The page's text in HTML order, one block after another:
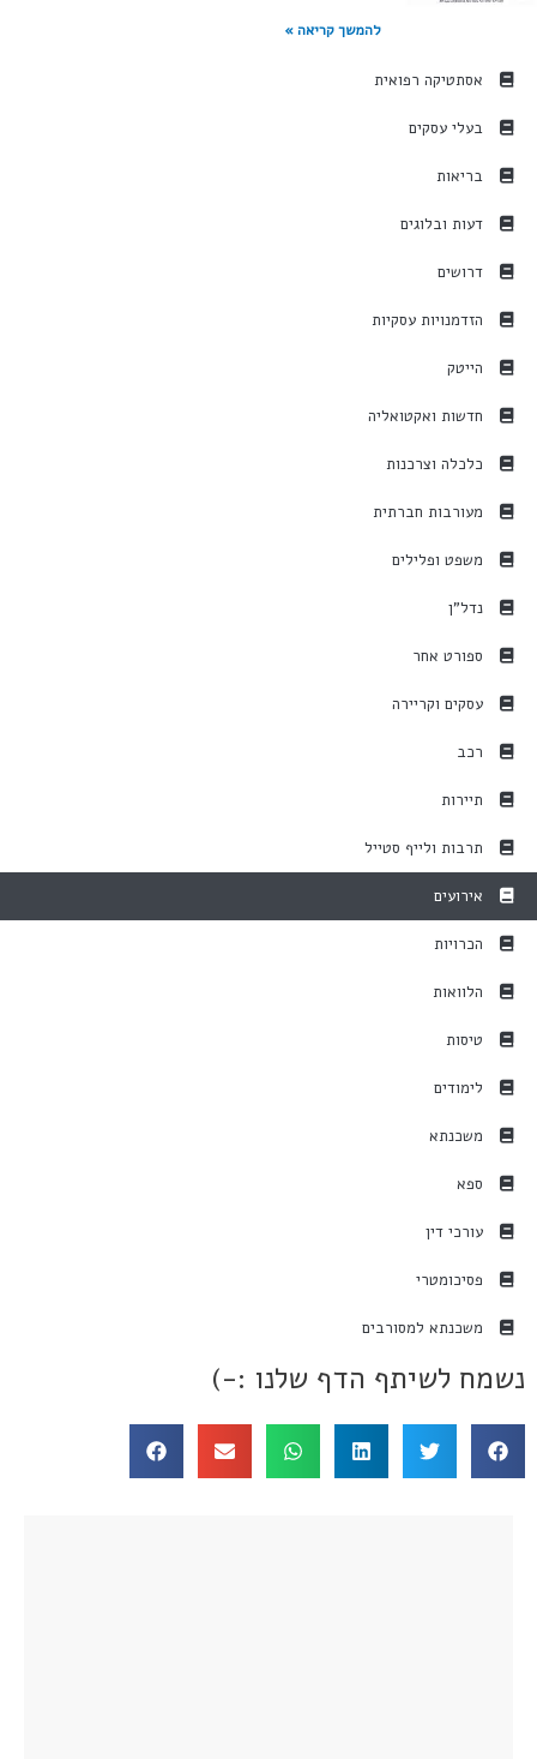
אסתטיקה רפואית
בעלי עסקים
בריאות
דעות ובלוגים
דרושים
הזדמנויות עסקיות
הייטק
חדשות ואקטואליה
כלכלה וצרכנות
מעורבות חברתית
משפט ופלילים
נדל"ן
ספורט אחר
עסקים וקריירה
רכב
תיירות
תרבות ולייף סטייל
אירועים
הכרויות
הלוואות
טיסות
לימודים
משכנתא
ספא
עורכי דין
פסיכומטרי
משכנתא למסורבים
להמשך קריאה »
נשמח לשיתף הדף שלנו :-)